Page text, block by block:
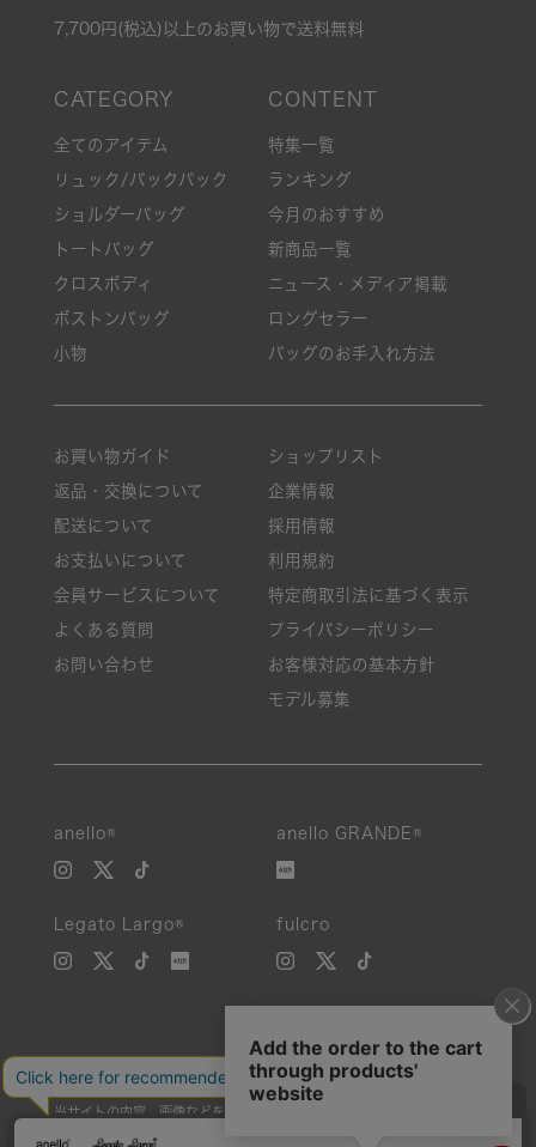
7,700円(税込)以上のお買い物で送料無料
全てのアイテム
リュック/バックパック
ショルダーバッグ
トートバッグ
クロスボディ
ボストンバッグ
小物
特集一覧
ランキング
今月のおすすめ
新商品一覧
ニュース・メディア掲載
ロングセラー
バッグのお手入れ方法
お買い物ガイド
返品・交換について
配送について
お支払いについて
会員サービスについて
よくある質問
お問い合わせ
ショップリスト
企業情報
採用情報
利用規約
特定商取引法に基づく表示
プライバシーポリシー
お客様対応の基本方針
モデル募集
anello® anello GRANDE®
Legato Largo® fulcro
当サイトの内容、画像などを無断で複製、転載、第三者への譲渡などを